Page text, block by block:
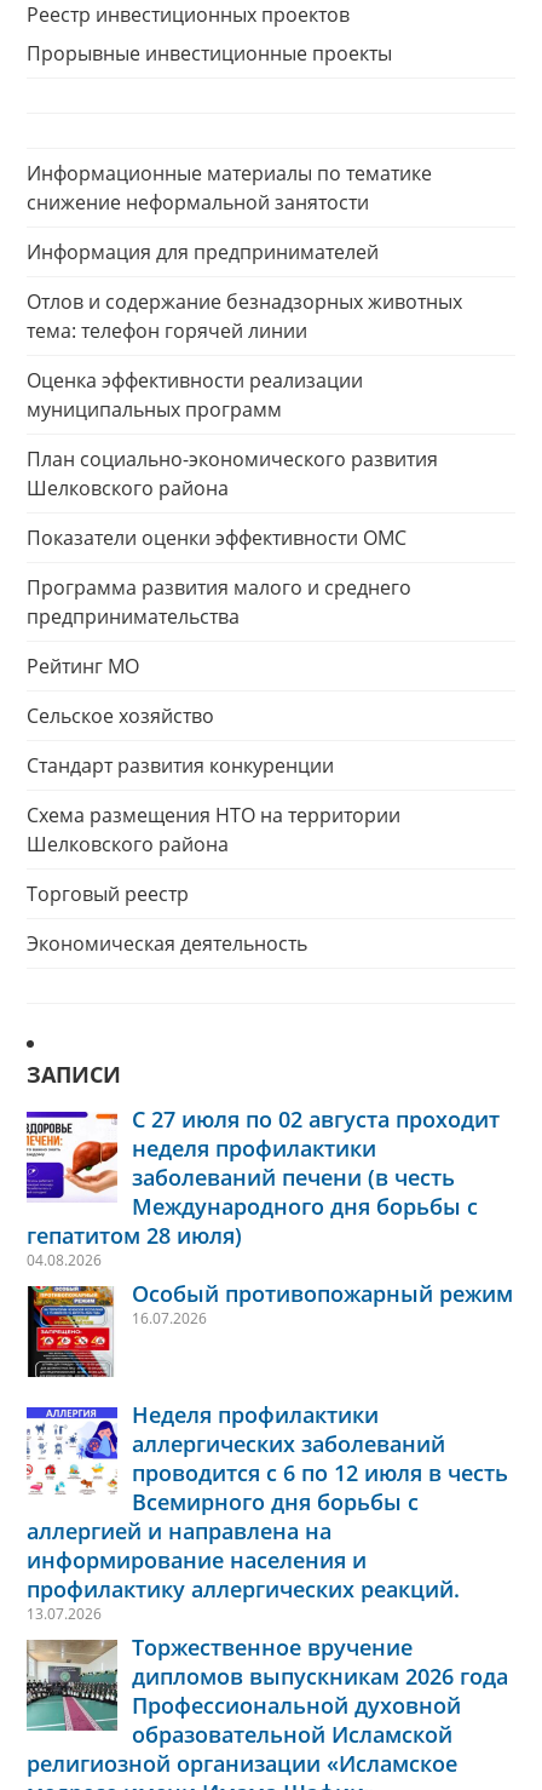
Реестр инвестиционных проектов
Прорывные инвестиционные проекты
Информационные материалы по тематике
снижение неформальной занятости
Информация для предпринимателей
Отлов и содержание безнадзорных животных
тема: телефон горячей линии
Оценка эффективности реализации
муниципальных программ
План социально-экономического развития
Шелковского района
Показатели оценки эффективности ОМС
Программа развития малого и среднего
предпринимательства
Рейтинг МО
Сельское хозяйство
Стандарт развития конкуренции
Схема размещения НТО на территории
Шелковского района
Торговый реестр
Экономическая деятельность
ЗАПИСИ
С 27 июля по 02 августа проходит
неделя профилактики
заболеваний печени (в честь
Международного дня борьбы с
гепатитом 28 июля)
04.08.2026
Особый противопожарный режим
16.07.2026
Неделя профилактики
аллергических заболеваний
проводится с 6 по 12 июля в честь
Всемирного дня борьбы с
аллергией и направлена на
информирование населения и
профилактику аллергических реакций.
13.07.2026
Торжественное вручение
дипломов выпускникам 2026 года
Профессиональной духовной
образовательной Исламской
религиозной организации «Исламское